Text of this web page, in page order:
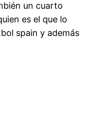
un cuarto
es el que lo
spain y además